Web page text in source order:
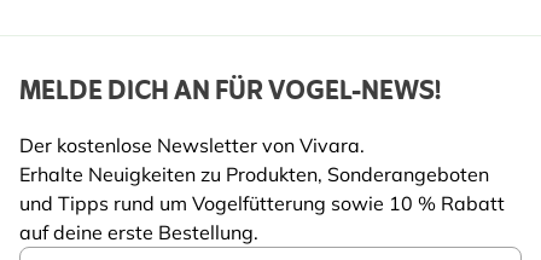
MELDE DICH AN FÜR VOGEL-NEWS!
Der kostenlose Newsletter von Vivara.
Erhalte Neuigkeiten zu Produkten, Sonderangeboten
und Tipps rund um Vogelfütterung sowie 10 % Rabatt
auf deine erste Bestellung.